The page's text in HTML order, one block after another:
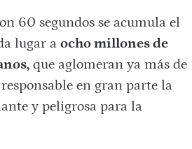
60 segundos se acumula el
lugar a ocho millones de
que aglomeran ya más de
en gran parte la
y peligrosa para la